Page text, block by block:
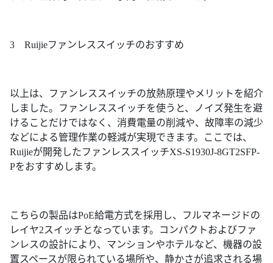
3 Ruijieファンレススイッチのおすすめ
以上は、ファンレススイッチの放熱原理やメリットを紹介
しました。ファンレススイッチを使うと、ノイズ発生を避
けることだけではなく、消費電量の削減や、故障率の減少
などによる管理作業の軽減が実現できます。ここでは、
Ruijieが開発したファンレススイッチXS-S1930J-8GT2SFP-
Pをおすすめします。
こちらの製品はPoE給電方式を採用し、フルマネージドの
レイヤ2スイッチとなっています。コンパクトおよびファ
ンレスの設計により、マンションやホテルなど、機器の設
置スペースが限られている場所や、静かさが追求される場